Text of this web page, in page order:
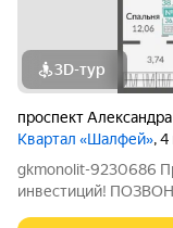
3D-тур
проспект
Квартал «Шалфей»,
gkmonolit-9230686
инвестиций!